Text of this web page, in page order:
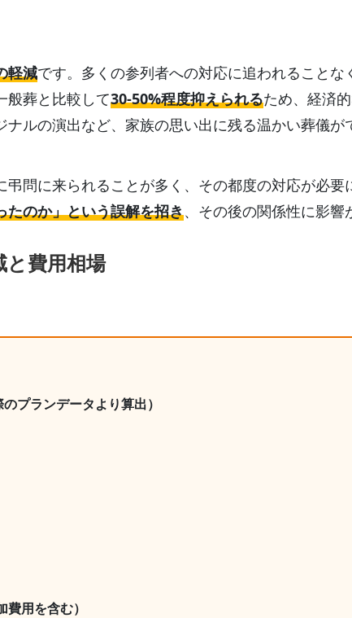
軽減です。多くの参列者への対応に追われること
般葬と比較して30-50%程度抑えられるため、経済
ルの演出など、家族の思い出に残る温かい葬儀が
問に来られることが多く、その都度の対応が必
たのか」という誤解を招き、その後の関係性に影響
と費用相場
プランデータより算出）
費用を含む）